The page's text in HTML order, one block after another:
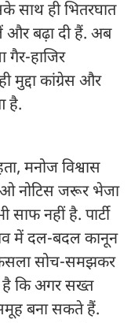
साथ ही भितरघात
बढ़ा दी हैं. अब
गैर-हाजिर
मुद्दा कांग्रेस और
है.
मनोज विश्वास
नोटिस जरूर भेजा
साफ नहीं है. पार्टी
में दल-बदल कानून
फैसला सोच-समझकर
है कि अगर सख्त
बना सकते हैं.